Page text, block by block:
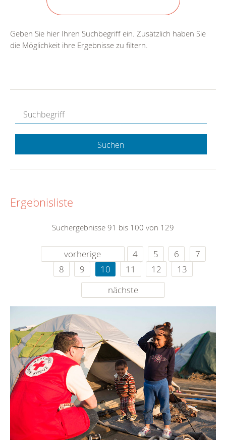
Geben Sie hier Ihren Suchbegriff ein. Zusätzlich haben Sie
die Möglichkeit ihre Ergebnisse zu filtern.
Suchen
Ergebnisliste
Suchergebnisse 91 bis 100 von 129
vorherige 4 5 6
7
8
9 10 11 12
13
nächste